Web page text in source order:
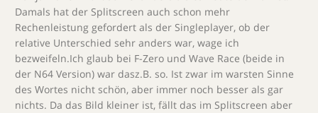
Damals hat der Splitscreen auch schon mehr
Rechenleistung gefordert als der Singleplayer, ob der
relative Unterschied sehr anders war, wage ich
bezweifeln.Ich glaub bei F-Zero und Wave Race (beide in
der N64 Version) war dasz.B. so. Ist zwar im warsten Sinne
des Wortes nicht schön, aber immer noch besser als gar
nichts. Da das Bild kleiner ist, fällt das im Splitscreen aber